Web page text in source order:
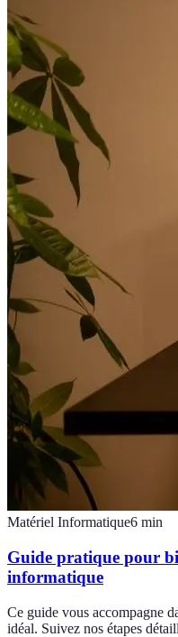
Matériel Informatique6 min
Guide pratique pour
informatique
Ce guide vous accompagne
idéal. Suivez nos étapes